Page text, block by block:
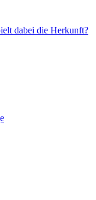
dabei die Herkunft?